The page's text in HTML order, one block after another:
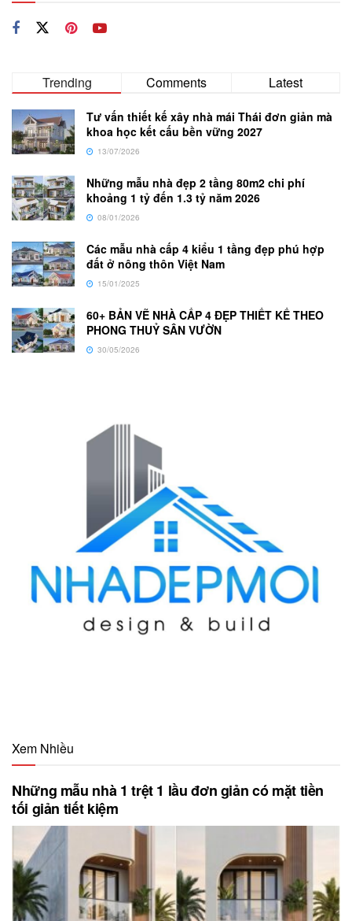
Trending Comments Latest
Tư vấn thiết kế xây nhà mái Thái đơn giản mà
khoa học kết cấu bền vững 2027
13/07/2026
Những mẫu nhà đẹp 2 tầng 80m2 chi phí
khoảng 1 tỷ đến 1.3 tỷ năm 2026
08/01/2026
Các mẫu nhà cấp 4 kiểu 1 tầng đẹp phú hợp
đất ở nông thôn Việt Nam
15/01/2025
60+ BẢN VẼ NHÀ CẤP 4 ĐẸP THIẾT KẾ THEO
PHONG THUỶ SÂN VƯỜN
30/05/2026
Xem Nhiều
Những mẫu nhà 1 trệt 1 lầu đơn giản có mặt tiền
tối giản tiết kiệm